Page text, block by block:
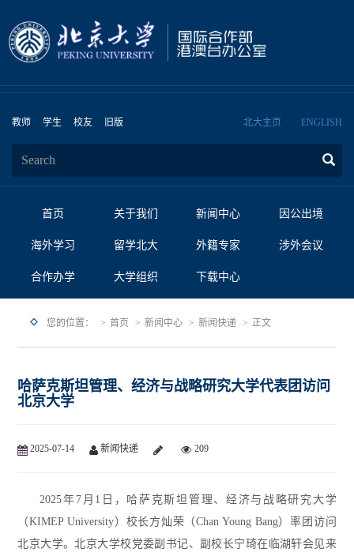
教师 学生 校友 旧版 北大主页 ENGLISH
首页 关于我们 新闻中心 因公出境
海外学习 留学北大 外籍专家 涉外会议
合作办学 大学组织 下载中心
您的位置： 首页 新闻中心 新闻快递 正文
哈萨克斯坦管理、经济与战略研究大学代表团访问
北京大学
2025-07-14 新闻快递 209
2025年7月1日，哈萨克斯坦管理、经济与战略研究大学
（KIMEP University）校长方灿荣（Chan Young Bang）率团访问
北京大学。北京大学校党委副书记、副校长宁琦在临湖轩会见来